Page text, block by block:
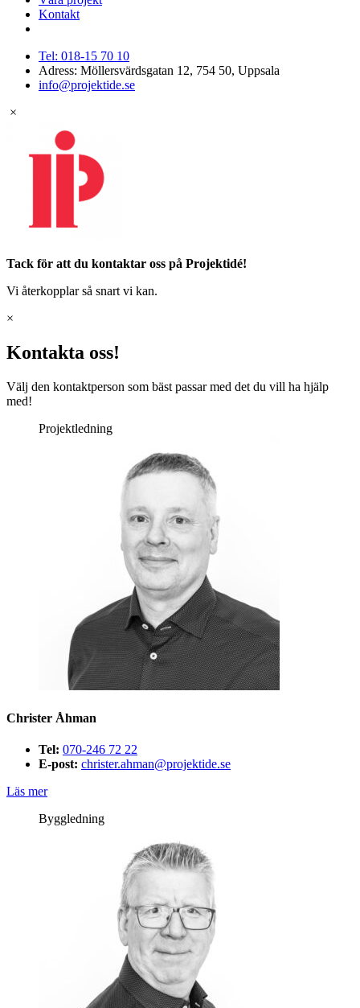
Kontakt
Tel: 018-15 70 10
Adress: Möllersvärdsgatan 12, 754 50, Uppsala
info@projektide.se
×
Tack för att du kontaktar oss på Projektidé!
Vi återkopplar så snart vi kan.
×
Kontakta oss!
Välj den kontaktperson som bäst passar med det du vill ha hjälp
med!
Projektledning
Christer Åhman
Tel: 070-246 72 22
E-post: christer.ahman@projektide.se
Läs mer
Byggledning